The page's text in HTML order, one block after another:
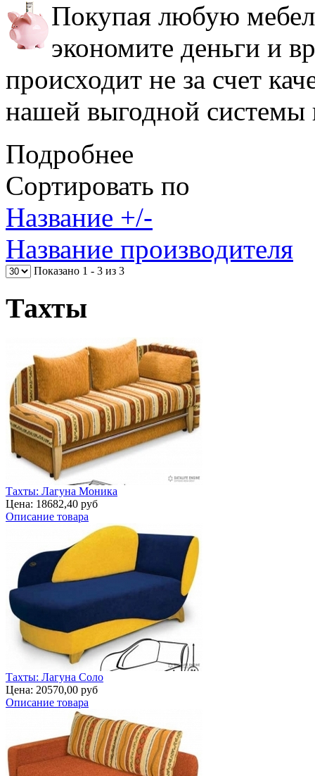
Покупая любую
экономите деньги и
происходит не за счет
нашей выгодной системы
Подробнее
Сортировать по
Название +/-
Название производителя
Показано 1 - 3 из 3
Тахты
Тахты: Лагуна Моника
Цена: 18682,40 руб
Описание товара
Тахты: Лагуна Соло
Цена: 20570,00 руб
Описание товара